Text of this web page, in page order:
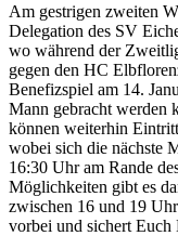
Am gestrigen zweiten
Delegation des SV
wo während der
gegen den HC
Benefizspiel am 14.
Mann gebracht werden
können weiterhin
wobei sich die nächste
16:30 Uhr am Rande
Möglichkeiten gibt es
zwischen 16 und 19
vorbei und sichert Euch